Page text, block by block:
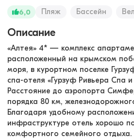
6,0
Пляж Бассейн
Описание
«Алтея» 4* — комплекс
расположенный на крымском
моря, в курортном поселке
спа-отеля «Гурзуф Ривьера Спа и
Расстояние до аэропорта
порядка 80 км,
Благодаря удобному
инфраструктуре отель хорошо
комфортного семейного